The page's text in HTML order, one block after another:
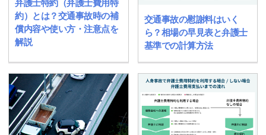
弁護士特約（弁護士費用特
約）とは？交通事故時の補
償内容や使い方・注意点を
解説
交通事故の慰謝料はいく
ら？相場の早見表と弁護士
基準での計算方法